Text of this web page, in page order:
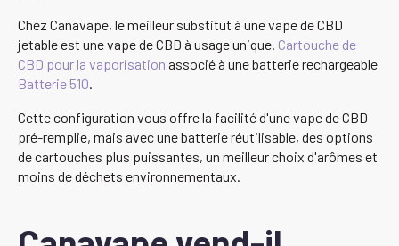
Chez Canavape, le meilleur substitut à une vape de CBD
jetable est une vape de CBD à usage unique. Cartouche de
CBD pour la vaporisation associé à une batterie rechargeable
Batterie 510.
Cette configuration vous offre la facilité d'une vape de CBD
pré-remplie, mais avec une batterie réutilisable, des options
de cartouches plus puissantes, un meilleur choix d'arômes et
moins de déchets environnementaux.